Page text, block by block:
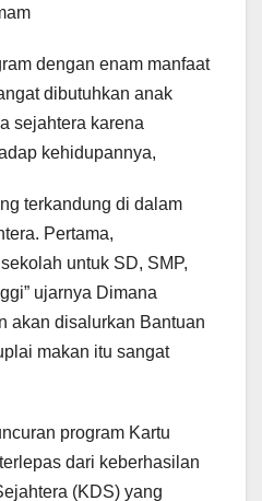
dengan enam manfaat
dibutuhkan anak
sejahtera karena
kehidupannya,
terkandung di dalam
Pertama,
untuk SD, SMP,
ujarnya Dimana
akan disalurkan Bantuan
makan itu sangat
program Kartu
dari keberhasilan
(KDS) yang